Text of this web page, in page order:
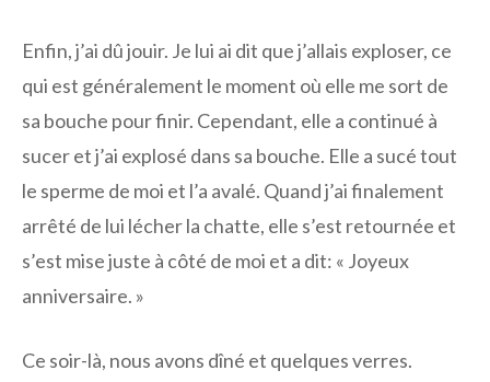
Enfin, j’ai dû jouir. Je lui ai dit que j’allais exploser, ce
qui est généralement le moment où elle me sort de
sa bouche pour finir. Cependant, elle a continué à
sucer et j’ai explosé dans sa bouche. Elle a sucé tout
le sperme de moi et l’a avalé. Quand j’ai finalement
arrêté de lui lécher la chatte, elle s’est retournée et
s’est mise juste à côté de moi et a dit: « Joyeux
anniversaire. »
Ce soir-là, nous avons dîné et quelques verres.